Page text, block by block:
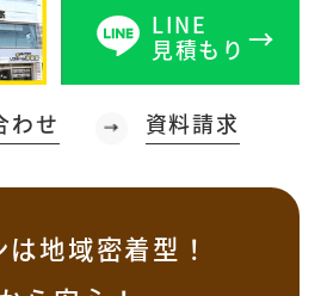
LINE
見積もり
わせ 資料請求
地域密着型！